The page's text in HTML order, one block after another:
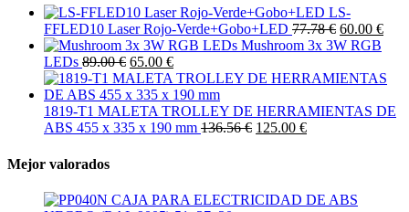
LS-
FFLED10 Laser Rojo-Verde+Gobo+LED 77.78 € 60.00 €
Mushroom 3x 3W RGB
LEDs 89.00 € 65.00 €
1819-T1 MALETA TROLLEY DE HERRAMIENTAS DE
ABS 455 x 335 x 190 mm 136.56 € 125.00 €
Mejor valorados